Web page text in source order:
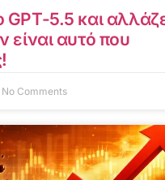
5.5 και
είναι αυτό που
No Comments